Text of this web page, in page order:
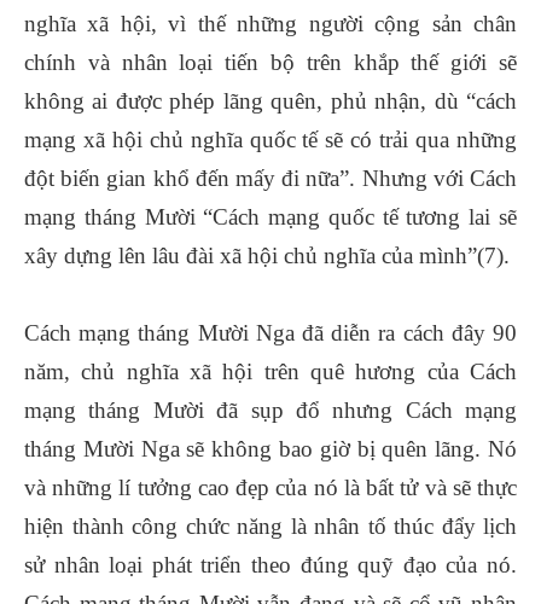
nghĩa xã hội, vì thế những người cộng sản chân
chính và nhân loại tiến bộ trên khắp thế giới sẽ
không ai được phép lãng quên, phủ nhận, dù “cách
mạng xã hội chủ nghĩa quốc tế sẽ có trải qua những
đột biến gian khổ đến mấy đi nữa”. Nhưng với Cách
mạng tháng Mười “Cách mạng quốc tế tương lai sẽ
xây dựng lên lâu đài xã hội chủ nghĩa của mình”(7).
Cách mạng tháng Mười Nga đã diễn ra cách đây 90
năm, chủ nghĩa xã hội trên quê hương của Cách
mạng tháng Mười đã sụp đổ nhưng Cách mạng
tháng Mười Nga sẽ không bao giờ bị quên lãng. Nó
và những lí tưởng cao đẹp của nó là bất tử và sẽ thực
hiện thành công chức năng là nhân tố thúc đẩy lịch
sử nhân loại phát triển theo đúng quỹ đạo của nó.